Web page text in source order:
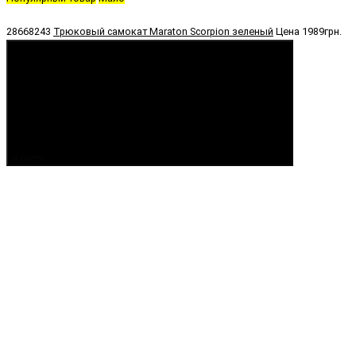
28668243 Трюковый самокат Maraton Scorpion зеленый Цена 1989грн.